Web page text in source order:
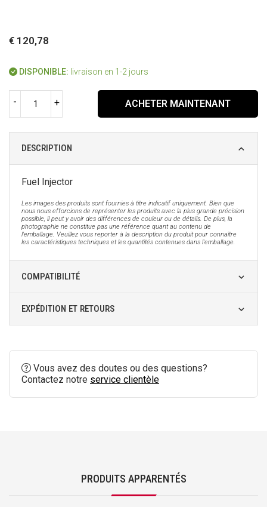
€ 120,78
DISPONIBLE: livraison en 1-2 jours
- + ACHETER MAINTENANT
DESCRIPTION
Fuel Injector
Les images des produits sont fournies à titre indicatif uniquement. Bien que
nous nous efforcions de représenter les produits avec la plus grande précision
possible, il peut y avoir des différences de couleur ou de détails. De plus, la
photographie ne constitue pas une référence quant au contenu de
l'emballage. Veuillez vous reporter à la description du produit pour connaître
les caractéristiques techniques et les quantités contenues dans l'emballage.
COMPATIBILITÉ
EXPÉDITION ET RETOURS
Vous avez des doutes ou des questions?
Contactez notre service clientèle
PRODUITS APPARENTÉS